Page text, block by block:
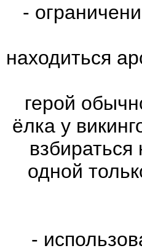
-
находиться
герой
ёлка у
одной
-